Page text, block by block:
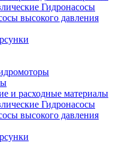
Гидронасосы
высокого давления
и расходные материалы
Гидронасосы
высокого давления